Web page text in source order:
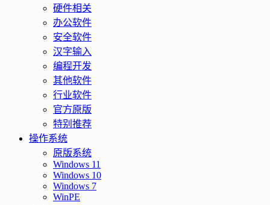
硬件相关
办公软件
安全软件
汉字输入
编程开发
其他软件
行业软件
官方原版
特别推荐
操作系统
原版系统
Windows 11
Windows 10
Windows 7
WinPE